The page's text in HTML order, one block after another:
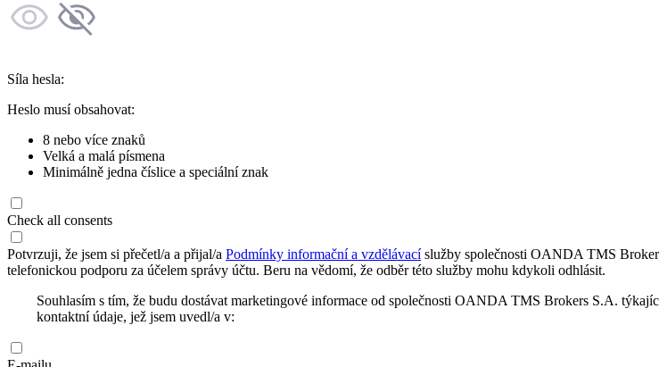
Síla hesla:
Heslo musí obsahovat:
8 nebo více znaků
Velká a malá písmena
Minimálně jedna číslice a speciální znak
Check all consents
Potvrzuji, že jsem si přečetl/a a přijal/a Podmínky informační a vzdělávacíslužby společnosti OANDA TMS
telefonickou podporu za účelem správy účtu. Beru na vědomí, že odběr této služby mohu kdykoli odhlásit.
Souhlasím s tím, že budu dostávat marketingové informace od společnosti OANDA TMS Brokers S.A.
kontaktní údaje, jež jsem uvedl/a v: